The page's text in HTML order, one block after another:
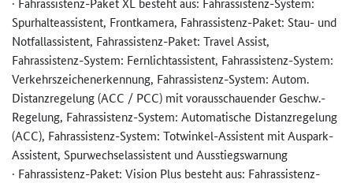
Spurhalteassistent, Frontkamera, Fahrassistenz-Paket: Stau- und
Notfallassistent, Fahrassistenz-Paket: Travel Assist,
Fahrassistenz-System: Fernlichtassistent, Fahrassistenz-System:
Verkehrszeichenerkennung, Fahrassistenz-System: Autom.
Distanzregelung (ACC / PCC) mit vorausschauender Geschw.-
Regelung, Fahrassistenz-System: Automatische Distanzregelung
(ACC), Fahrassistenz-System: Totwinkel-Assistent mit Auspark-
Assistent, Spurwechselassistent und Ausstiegswarnung
· Fahrassistenz-Paket: Vision Plus besteht aus: Fahrassistenz-